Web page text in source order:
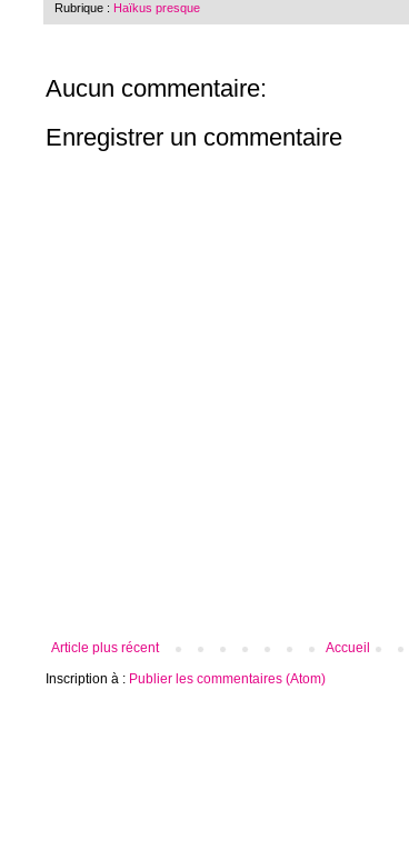
Rubrique : Haïkus presque
Aucun commentaire:
Enregistrer un commentaire
Article plus récent
Accueil
Inscription à : Publier les commentaires (Atom)